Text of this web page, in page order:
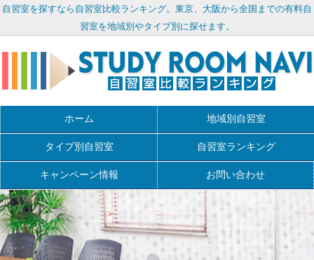
自習室を探すなら自習室比較ランキング。東京、大阪から全国までの有料自
習室を地域別やタイプ別に探せます。
ホーム 地域別自習室
タイプ別自習室 自習室ランキング
キャンペーン情報 お問い合わせ